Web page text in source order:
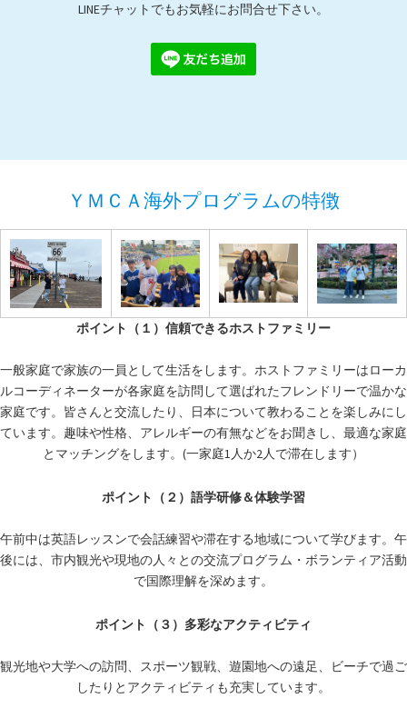
LINEチャットでもお気軽にお問合せ下さい。
ＹＭＣＡ海外プログラムの特徴
ポイント（１）信頼できるホストファミリー
一般家庭で家族の一員として生活をします。ホストファミリーはローカ
ルコーディネーターが各家庭を訪問して選ばれたフレンドリーで温かな
家庭です。皆さんと交流したり、日本について教わることを楽しみにし
ています。趣味や性格、アレルギーの有無などをお聞きし、最適な家庭
とマッチングをします。(一家庭1人か2人で滞在します）
ポイント（２）語学研修＆体験学習
午前中は英語レッスンで会話練習や滞在する地域について学びます。午
後には、市内観光や現地の人々との交流プログラム・ボランティア活動
で国際理解を深めます。
ポイント（３）多彩なアクティビティ
観光地や大学への訪問、スポーツ観戦、遊園地への遠足、ビーチで過ご
したりとアクティビティも充実しています。